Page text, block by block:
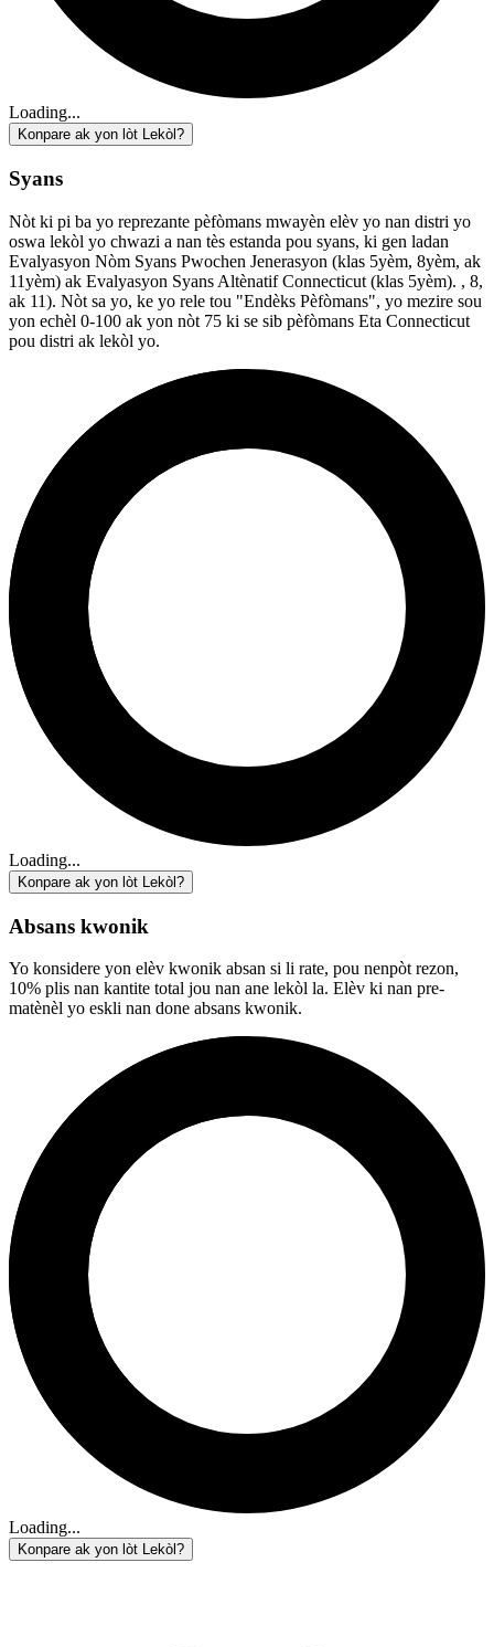
Loading...
Konpare ak yon lòt Lekòl?
Syans
Nòt ki pi ba yo reprezante pèfòmans mwayèn elèv yo nan distri yo
oswa lekòl yo chwazi a nan tès estanda pou syans, ki gen ladan
Evalyasyon Nòm Syans Pwochen Jenerasyon (klas 5yèm, 8yèm, ak
11yèm) ak Evalyasyon Syans Altènatif Connecticut (klas 5yèm). , 8,
ak 11). Nòt sa yo, ke yo rele tou "Endèks Pèfòmans", yo mezire sou
yon echèl 0-100 ak yon nòt 75 ki se sib pèfòmans Eta Connecticut
pou distri ak lekòl yo.
Loading...
Konpare ak yon lòt Lekòl?
Absans kwonik
Yo konsidere yon elèv kwonik absan si li rate, pou nenpòt rezon,
10% plis nan kantite total jou nan ane lekòl la. Elèv ki nan pre-
matènèl yo eskli nan done absans kwonik.
Loading...
Konpare ak yon lòt Lekòl?